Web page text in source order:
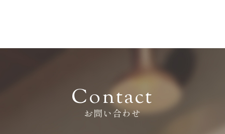
Contact
お問い合わせ